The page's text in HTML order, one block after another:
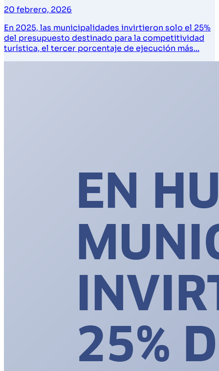
20 febrero, 2026
En 2025, las municipalidades invirtieron solo el 25%
del presupuesto destinado para la competitividad
turística, el tercer porcentaje de ejecución más...